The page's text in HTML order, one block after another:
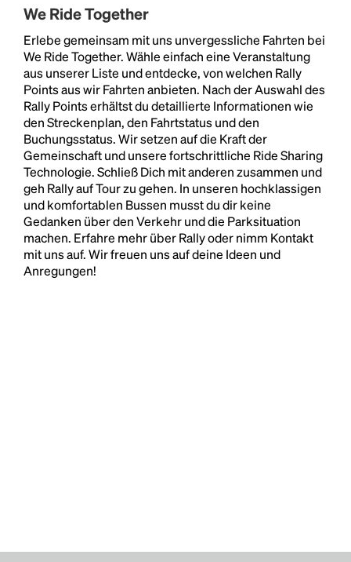
We Ride Together
Erlebe gemeinsam mit uns unvergessliche Fahrten bei
We Ride Together. Wähle einfach eine Veranstaltung
aus unserer Liste und entdecke, von welchen Rally
Points aus wir Fahrten anbieten. Nach der Auswahl des
Rally Points erhältst du detaillierte Informationen wie
den Streckenplan, den Fahrtstatus und den
Buchungsstatus. Wir setzen auf die Kraft der
Gemeinschaft und unsere fortschrittliche Ride Sharing
Technologie. Schließ Dich mit anderen zusammen und
geh Rally auf Tour zu gehen. In unseren hochklassigen
und komfortablen Bussen musst du dir keine
Gedanken über den Verkehr und die Parksituation
machen. Erfahre mehr über Rally oder nimm Kontakt
mit uns auf. Wir freuen uns auf deine Ideen und
Anregungen!
Headline
Lorem Ipsum is simply dummy text of the printing
and typesetting industry.Lorem Ipsum has been the
industry's standarddummy text ever since the
1500s, when an unknown printer took a galley of
type and scrambled it to make a type specimen
book. It has survived not only five centuries, but also
the leap into electronic typesetting, remaining
essentially unchanged.